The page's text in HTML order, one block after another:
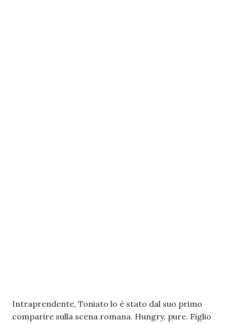
Intraprendente, Toniato lo è stato dal suo primo
comparire sulla scena romana. Hungry, pure. Figlio